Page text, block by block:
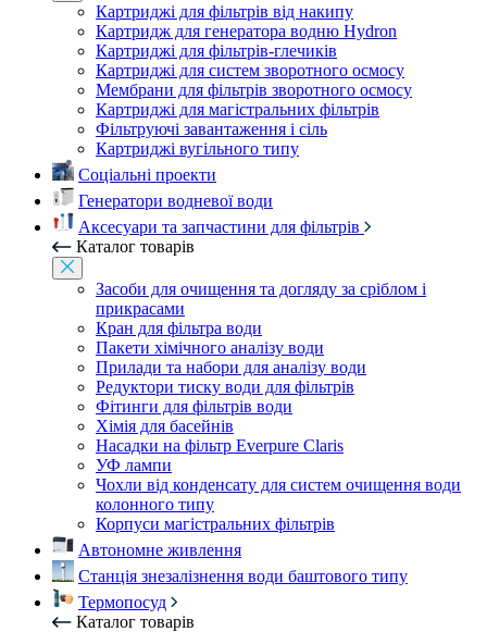
Картриджі для фільтрів від накипу
Картридж для генератора водню Hydron
Картриджі для фільтрів-глечиків
Картриджі для систем зворотного осмосу
Мембрани для фільтрів зворотного осмосу
Картриджі для магістральних фільтрів
Фільтруючі завантаження і сіль
Картриджі вугільного типу
Соціальні проекти
Генератори водневої води
Аксесуари та запчастини для фільтрів
Каталог товарів
Засоби для очищення та догляду за сріблом і
прикрасами
Кран для фільтра води
Пакети хімічного аналізу води
Прилади та набори для аналізу води
Редуктори тиску води для фільтрів
Фітинги для фільтрів води
Хімія для басейнів
Насадки на фільтр Everpure Claris
УФ лампи
Чохли від конденсату для систем очищення води
колонного типу
Корпуси магістральних фільтрів
Автономне живлення
Станція знезалізнення води баштового типу
Термопосуд
Каталог товарів